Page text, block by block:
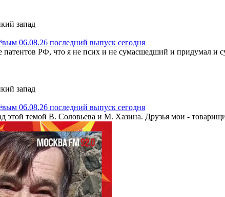
запад
06.08.26 последний выпуск сегодня
патентов РФ, что я не псих и не сумасшедший и придумал и
запад
06.08.26 последний выпуск сегодня
этой темой В. Соловьева и М. Хазина. Друзья мои -